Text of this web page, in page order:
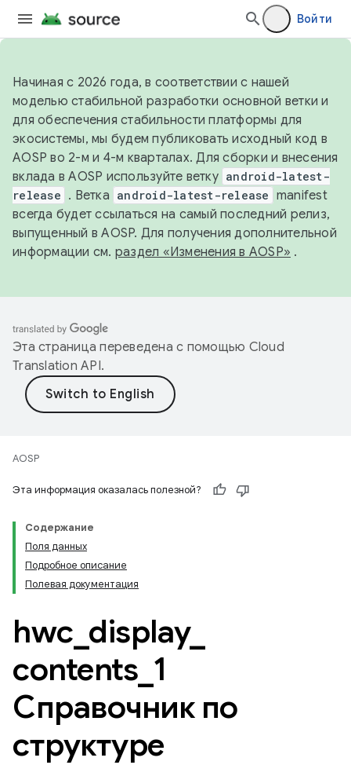
Войти
Начиная с 2026 года, в соответствии с нашей
моделью стабильной разработки основной ветки и
для обеспечения стабильности платформы для
экосистемы, мы будем публиковать исходный код в
AOSP во 2-м и 4-м кварталах. Для сборки и внесения
вклада в AOSP используйте ветку android-latest-
release . Ветка android-latest-release manifest
всегда будет ссылаться на самый последний релиз,
выпущенный в AOSP. Для получения дополнительной
информации см. раздел «Изменения в AOSP» .
Эта страница переведена с помощью Cloud
Translation API.
AOSP
Эта информация оказалась полезной?
Содержание
Поля данных
Подробное описание
Полевая документация
hwc display_
contents 1
Справочник по
структуре